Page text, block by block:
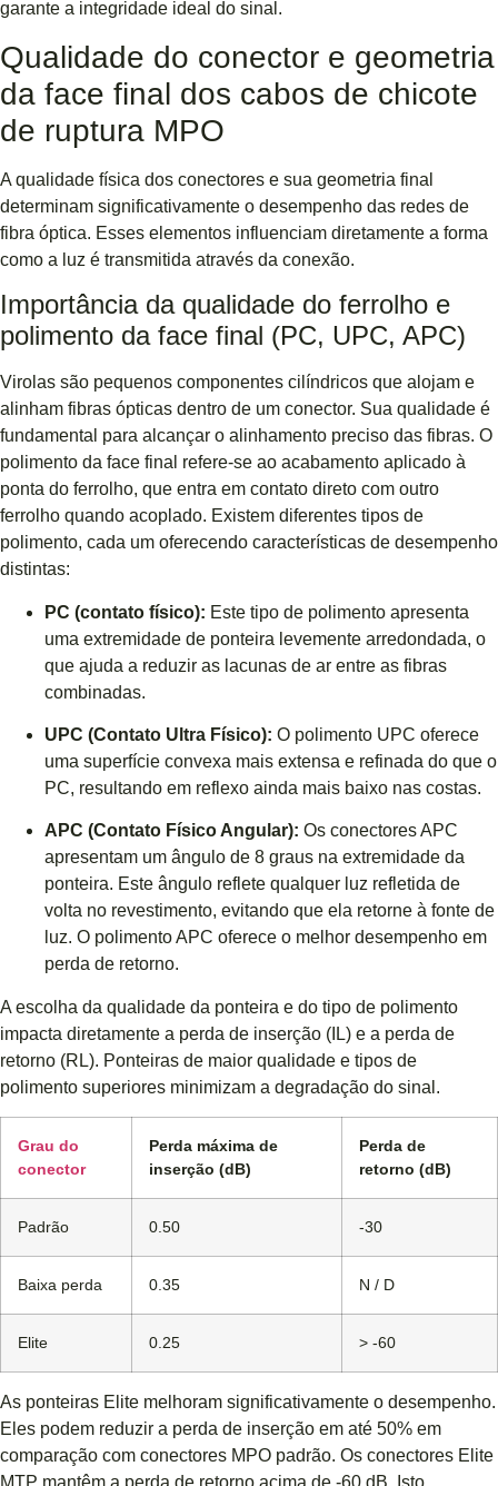
garante a integridade ideal do sinal.
Qualidade do conector e geometria
da face final dos cabos de chicote
de ruptura MPO
A qualidade física dos conectores e sua geometria final
determinam significativamente o desempenho das redes de
fibra óptica. Esses elementos influenciam diretamente a forma
como a luz é transmitida através da conexão.
Importância da qualidade do ferrolho e
polimento da face final (PC, UPC, APC)
Virolas são pequenos componentes cilíndricos que alojam e
alinham fibras ópticas dentro de um conector. Sua qualidade é
fundamental para alcançar o alinhamento preciso das fibras. O
polimento da face final refere-se ao acabamento aplicado à
ponta do ferrolho, que entra em contato direto com outro
ferrolho quando acoplado. Existem diferentes tipos de
polimento, cada um oferecendo características de desempenho
distintas:
PC (contato físico): Este tipo de polimento apresenta
uma extremidade de ponteira levemente arredondada, o
que ajuda a reduzir as lacunas de ar entre as fibras
combinadas.
UPC (Contato Ultra Físico): O polimento UPC oferece
uma superfície convexa mais extensa e refinada do que o
PC, resultando em reflexo ainda mais baixo nas costas.
APC (Contato Físico Angular): Os conectores APC
apresentam um ângulo de 8 graus na extremidade da
ponteira. Este ângulo reflete qualquer luz refletida de
volta no revestimento, evitando que ela retorne à fonte de
luz. O polimento APC oferece o melhor desempenho em
perda de retorno.
A escolha da qualidade da ponteira e do tipo de polimento
impacta diretamente a perda de inserção (IL) e a perda de
retorno (RL). Ponteiras de maior qualidade e tipos de
polimento superiores minimizam a degradação do sinal.
Grau do
conector
Perda máxima de
inserção (dB)
Perda de
retorno (dB)
Padrão 0.50 -30
Baixa perda 0.35 N / D
Elite 0.25 > -60
As ponteiras Elite melhoram significativamente o desempenho.
Eles podem reduzir a perda de inserção em até 50% em
comparação com conectores MPO padrão. Os conectores Elite